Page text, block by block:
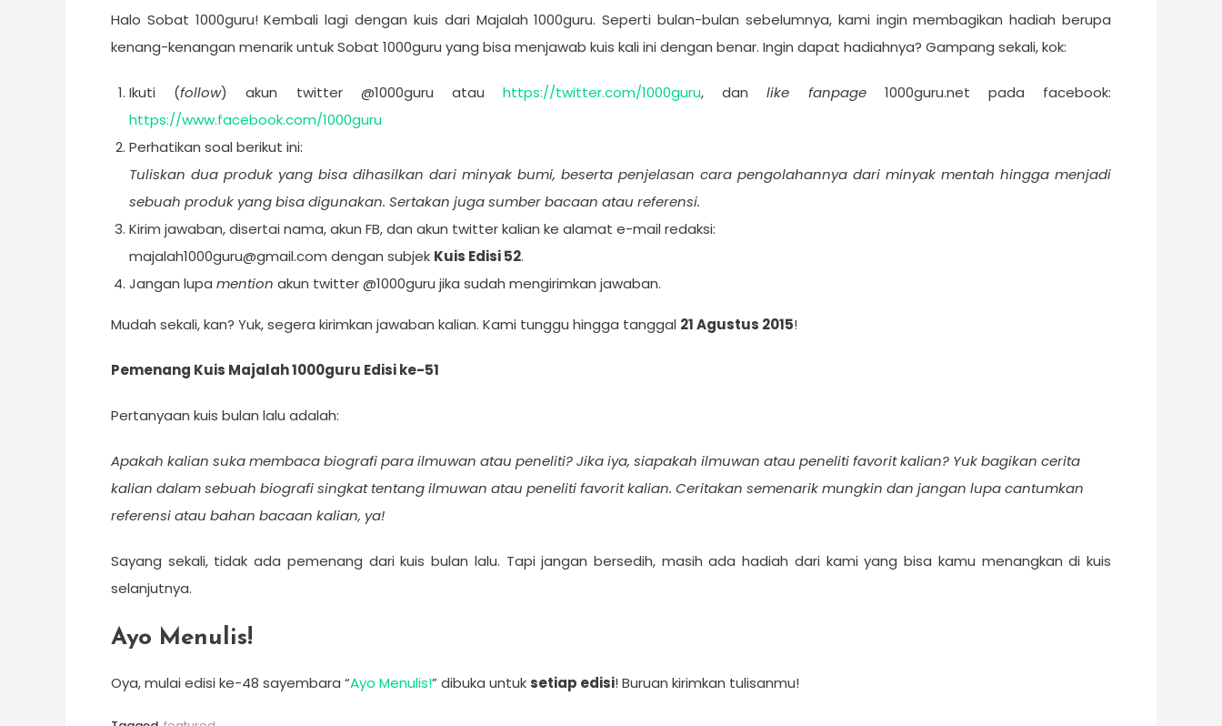
Halo Sobat 1000guru! Kembali lagi dengan kuis dari Majalah 1000guru. Seperti bulan-bulan sebelumnya, kami ingin membagikan hadiah berupa
kenang-kenangan menarik untuk Sobat 1000guru yang bisa menjawab kuis kali ini dengan benar. Ingin dapat hadiahnya? Gampang sekali, kok:
Ikuti (follow) akun twitter @1000guru atauhttps://twitter.com/1000guru, danlike fanpage1000guru.net pada facebook:
https://www.facebook.com/1000guru
Perhatikan soal berikut ini:
Tuliskan dua produk yang bisa dihasilkan dari minyak bumi, beserta penjelasan cara pengolahannya dari minyak mentah hingga menjadi
sebuah produk yang bisa digunakan. Sertakan juga sumber bacaan atau referensi.
Kirim jawaban, disertai nama, akun FB, dan akun twitter kalian ke alamat e-mail redaksi:
majalah1000guru@gmail.com dengan subjek Kuis Edisi 52.
Jangan lupa mention akun twitter @1000guru jika sudah mengirimkan jawaban.
Mudah sekali, kan? Yuk, segera kirimkan jawaban kalian. Kami tunggu hingga tanggal 21 Agustus 2015!
Pemenang Kuis Majalah 1000guru Edisi ke-51
Pertanyaan kuis bulan lalu adalah:
Apakah kalian suka membaca biografi para ilmuwan atau peneliti? Jika iya, siapakah ilmuwan atau peneliti favorit kalian? Yuk bagikan cerita
kalian dalam sebuah biografi singkat tentang ilmuwan atau peneliti favorit kalian. Ceritakan semenarik mungkin dan jangan lupa cantumkan
referensi atau bahan bacaan kalian, ya!
Sayang sekali, tidak ada pemenang dari kuis bulan lalu. Tapi jangan bersedih, masih ada hadiah dari kami yang bisa kamu menangkan di kuis
selanjutnya.
Ayo Menulis!
Oya, mulai edisi ke-48 sayembara “Ayo Menulis!” dibuka untuk setiap edisi! Buruan kirimkan tulisanmu!